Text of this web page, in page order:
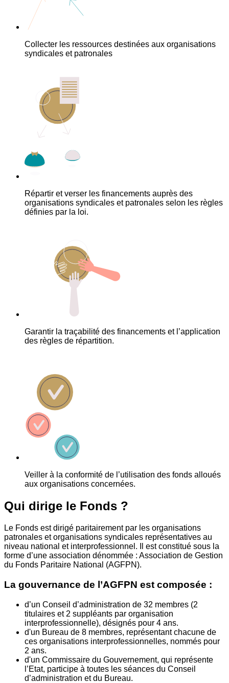
Collecter les ressources destinées aux organisations
syndicales et patronales
Répartir et verser les financements auprès des
organisations syndicales et patronales selon les règles
définies par la loi.
Garantir la traçabilité des financements et l’application
des règles de répartition.
Veiller à la conformité de l’utilisation des fonds alloués
aux organisations concernées.
Qui dirige le Fonds ?
Le Fonds est dirigé paritairement par les organisations
patronales et organisations syndicales représentatives au
niveau national et interprofessionnel. Il est constitué sous la
forme d’une association dénommée : Association de Gestion
du Fonds Paritaire National (AGFPN).
La gouvernance de l’AGFPN est composée :
d’un Conseil d’administration de 32 membres (2
titulaires et 2 suppléants par organisation
interprofessionnelle), désignés pour 4 ans.
d'un Bureau de 8 membres, représentant chacune de
ces organisations interprofessionnelles, nommés pour
2 ans.
d'un Commissaire du Gouvernement, qui représente
l’Etat, participe à toutes les séances du Conseil
d’administration et du Bureau.